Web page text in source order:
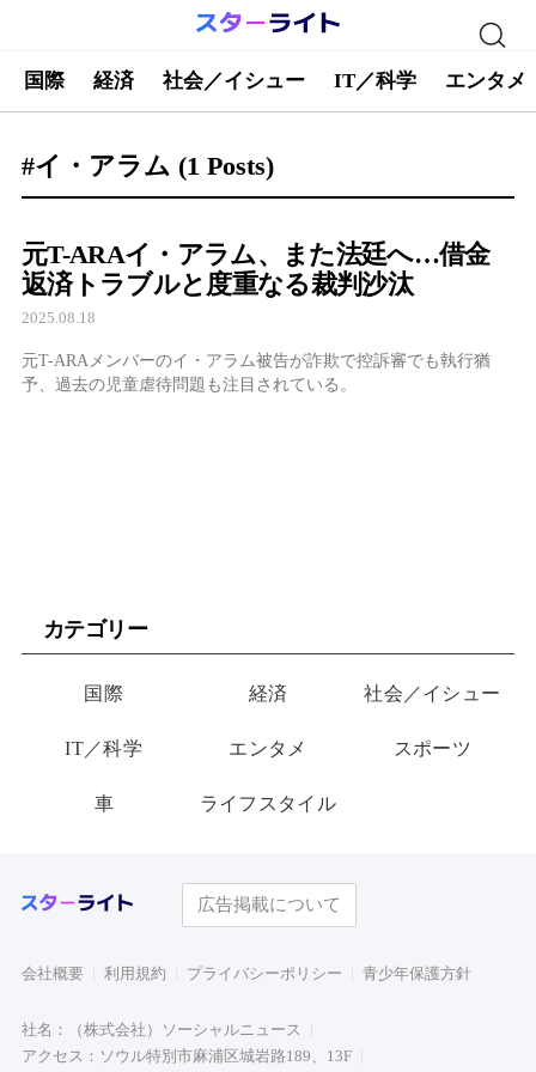
国際 経済 社会／イシュー IT／科学 エンタメ
#イ・アラム (1 Posts)
元T-ARAイ・アラム、また法廷へ…借金
返済トラブルと度重なる裁判沙汰
2025.08.18
元T-ARAメンバーのイ・アラム被告が詐欺で控訴審でも執行猶
予、過去の児童虐待問題も注目されている。
カテゴリー
国際 経済 社会／イシュー
IT／科学 エンタメ スポーツ
車 ライフスタイル
広告掲載について
会社概要 利用規約 プライバシーポリシー 青少年保護方針
社名：（株式会社）ソーシャルニュース
アクセス：ソウル特別市麻浦区城岩路189、13F